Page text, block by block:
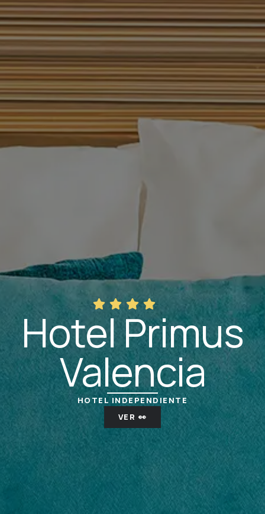
Hotel Primus
Valencia
HOTEL INDEPENDIENTE
VER 👀